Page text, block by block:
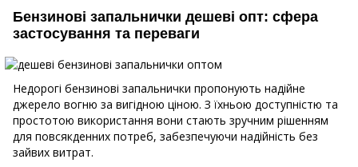
Бензинові запальнички дешеві опт: сфера
застосування та переваги
Недорогі бензинові запальнички пропонують надійне
джерело вогню за вигідною ціною. З їхньою доступністю та
простотою використання вони стають зручним рішенням
для повсякденних потреб, забезпечуючи надійність без
зайвих витрат.